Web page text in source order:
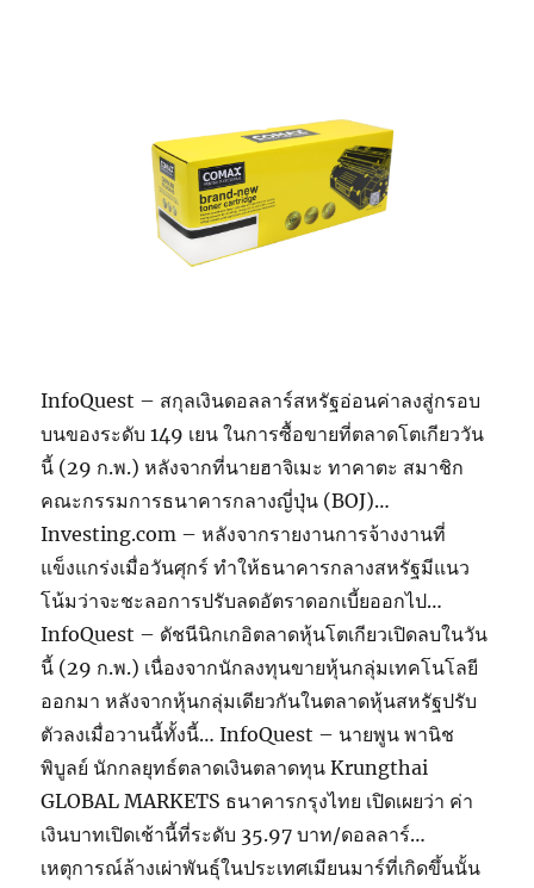
InfoQuest – สกุลเงินดอลลาร์สหรัฐอ่อนค่าลงสู่กรอบ
บนของระดับ 149 เยน ในการซื้อขายที่ตลาดโตเกียววัน
นี้ (29 ก.พ.) หลังจากที่นายฮาจิเมะ ทาคาตะ สมาชิก
คณะกรรมการธนาคารกลางญี่ปุ่น (BOJ)…
Investing.com – หลังจากรายงานการจ้างงานที่
แข็งแกร่งเมื่อวันศุกร์ ทำให้ธนาคารกลางสหรัฐมีแนว
โน้มว่าจะชะลอการปรับลดอัตราดอกเบี้ยออกไป…
InfoQuest – ดัชนีนิกเกอิตลาดหุ้นโตเกียวเปิดลบในวัน
นี้ (29 ก.พ.) เนื่องจากนักลงทุนขายหุ้นกลุ่มเทคโนโลยี
ออกมา หลังจากหุ้นกลุ่มเดียวกันในตลาดหุ้นสหรัฐปรับ
ตัวลงเมื่อวานนี้ทั้งนี้… InfoQuest – นายพูน พานิช
พิบูลย์ นักกลยุทธ์ตลาดเงินตลาดทุน Krungthai
GLOBAL MARKETS ธนาคารกรุงไทย เปิดเผยว่า ค่า
เงินบาทเปิดเช้านี้ที่ระดับ 35.97 บาท/ดอลลาร์…
เหตุการณ์ล้างเผ่าพันธุ์ในประเทศเมียนมาร์ที่เกิดขึ้นนั้น